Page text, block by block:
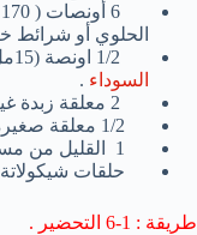
الحلوي أو شرائط
السوداء .
حلقات شيكولاتة
طريقة : 1-6 التحضير .